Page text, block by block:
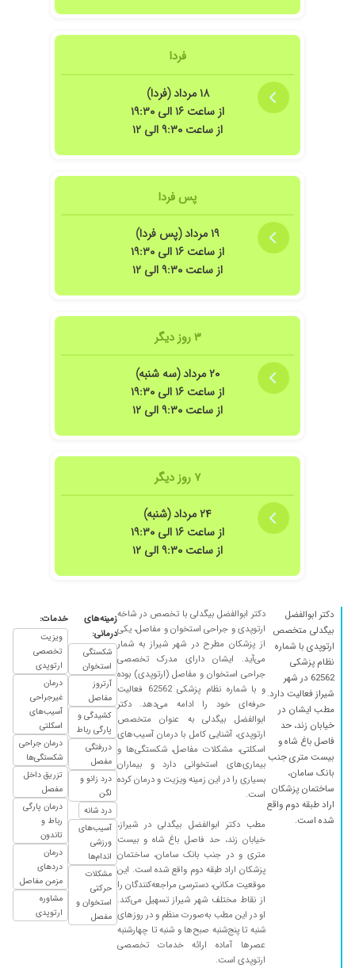
فردا
۱۸ مرداد (فردا)
از ساعت ۱۶ الی ۱۹:۳۰
از ساعت ۹:۳۰ الی ۱۲
پس فردا
۱۹ مرداد (پس فردا)
از ساعت ۱۶ الی ۱۹:۳۰
از ساعت ۹:۳۰ الی ۱۲
۳ روز دیگر
۲۰ مرداد (سه شنبه)
از ساعت ۱۶ الی ۱۹:۳۰
از ساعت ۹:۳۰ الی ۱۲
۷ روز دیگر
۲۴ مرداد (شنبه)
از ساعت ۱۶ الی ۱۹:۳۰
از ساعت ۹:۳۰ الی ۱۲
دکتر ابوالفضل
بیگدلی متخصص
ارتوپدی با شماره
نظام پزشکی
62562 در شهر
شیراز فعالیت دارد.
مطب ایشان در
خیابان زند، حد
فاصل باغ شاه و
بیست متری جنب
بانک سامان،
ساختمان پزشکان
اراد طبقه دوم واقع
شده است.
دکتر ابوالفضل بیگدلی با تخصص در شاخه
ارتوپدی و جراحی استخوان و مفاصل، یکی
از پزشکان مطرح در شهر شیراز به شمار
می‌آید. ایشان دارای مدرک تخصصی
جراحی استخوان و مفاصل (ارتوپدی) بوده
و با شماره نظام پزشکی 62562 فعالیت
حرفه‌ای خود را ادامه می‌دهد. دکتر
ابوالفضل بیگدلی به عنوان متخصص
ارتوپدی، آشنایی کامل با درمان آسیب‌های
اسکلتی، مشکلات مفاصل، شکستگی‌ها و
بیماری‌های استخوانی دارد و بیماران
بسیاری را در این زمینه ویزیت و درمان کرده
است.
مطب دکتر ابوالفضل بیگدلی در شیراز،
خیابان زند، حد فاصل باغ شاه و بیست
متری و در جنب بانک سامان، ساختمان
پزشکان اراد طبقه دوم واقع شده است. این
موقعیت مکانی، دسترسی مراجعه‌کنندگان را
از نقاط مختلف شهر شیراز تسهیل می‌کند.
او در این مطب به‌صورت منظم و در روزهای
شنبه تا پنج‌شنبه صبح‌ها و شنبه تا چهارشنبه
عصرها آماده ارائه خدمات تخصصی
ارتوپدی است.
زمینه‌های
درمانی:
شکستگی
استخوان
آرتروز
مفاصل
کشیدگی و
پارگی رباط
دررفتگی
مفصل
درد زانو و
لگن
درد شانه
آسیب‌های
ورزشی
اندام‌ها
مشکلات
حرکتی
استخوان و
مفصل
خدمات:
ویزیت
تخصصی
ارتوپدی
درمان
غیرجراحی
آسیب‌های
اسکلتی
درمان جراحی
شکستگی‌ها
تزریق داخل
مفصل
درمان پارگی
رباط و
تاندون
درمان
دردهای
مزمن مفاصل
مشاوره
ارتوپدی